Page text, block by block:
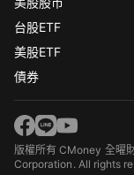
台股ETF
美股ETF
債券
版權所有 CMoney 全
Corporation. All rights